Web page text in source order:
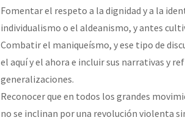
Fomentar el respeto a la dignidad y a la
individualismo o el aldeanismo, y antes
Combatir el maniqueísmo, y ese tipo de
el aquí y el ahora e incluir sus narrativas y
generalizaciones.
Reconocer que en todos los grandes
no se inclinan por una revolución violenta